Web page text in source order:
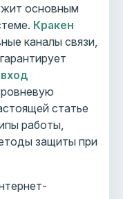
основным
Кракен
каналы связи,
гарантирует
статье
работы,
защиты при